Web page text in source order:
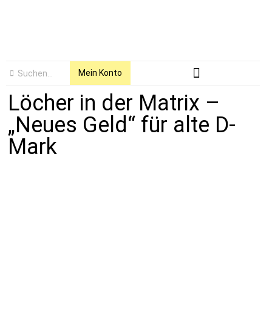
Mein Konto
Löcher in der Matrix –
„Neues Geld“ für alte D-
Mark